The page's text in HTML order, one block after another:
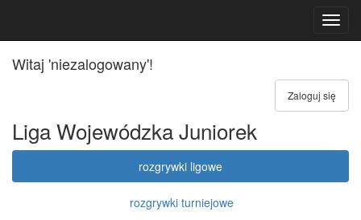
Witaj 'niezalogowany'!
Zaloguj się
Liga Wojewódzka Juniorek
rozgrywki ligowe
rozgrywki turniejowe